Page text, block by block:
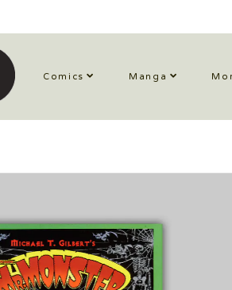
Comics Manga